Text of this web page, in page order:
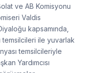
ve AB Komisyonu
Valdis
kapsamında,
ile yuvarlak
temsilcileriyle
Yardımcısı